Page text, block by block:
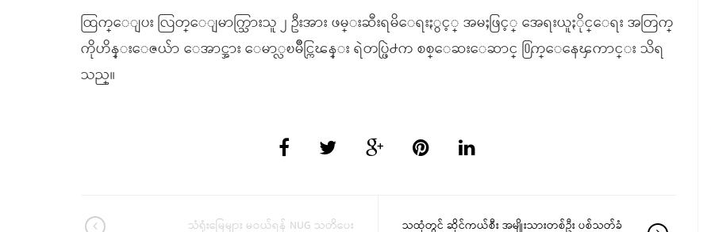
ထြက္ေျပး လြတ္ေျမာက္သြားသူ ၂ ဦးအား ဖမ္းဆီးရမိေရးႏွင့္ အမႈဖြင့္ အေရးယူႏိုင္ေရး အတြက္
ကိုဟိန္းေဇယ်ာ ေအာင္အား ေမာ္လၿမိဳင္ကြၽန္း ရဲတပ္ဖြဲ႕က စစ္ေဆးေဆာင္ ႐ြက္ေနေၾကာင္း သိရ
သည္။
သံရုံးမြေများ မဝယ်ရန် NUG သတိပေး သထုံတွင် ဆိုင်ကယ်စီး အမျိုးသားတစ်ဦး ပစ်သတ်ခံ